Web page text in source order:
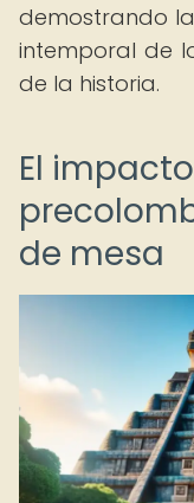
demostrando
intemporal de
de la historia.
El
de mesa